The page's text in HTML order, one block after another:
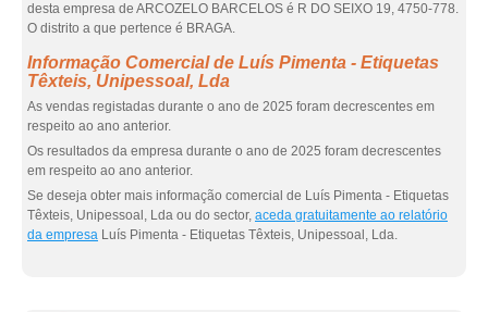
desta empresa de ARCOZELO BARCELOS é R DO SEIXO 19, 4750-778.
O distrito a que pertence é BRAGA.
Informação Comercial de Luís Pimenta - Etiquetas
Têxteis, Unipessoal, Lda
As vendas registadas durante o ano de 2025 foram decrescentes em
respeito ao ano anterior.
Os resultados da empresa durante o ano de 2025 foram decrescentes
em respeito ao ano anterior.
Se deseja obter mais informação comercial de Luís Pimenta - Etiquetas
Têxteis, Unipessoal, Lda ou do sector, aceda gratuitamente ao relatório
da empresa Luís Pimenta - Etiquetas Têxteis, Unipessoal, Lda.